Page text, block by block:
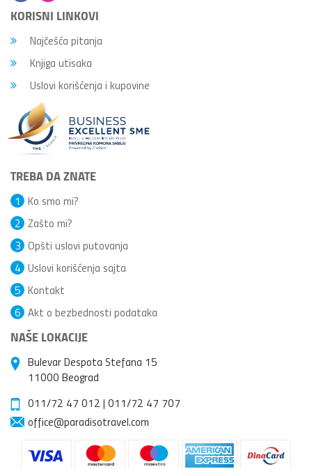
KORISNI LINKOVI
Najčešća pitanja
Knjiga utisaka
Uslovi korišćenja i kupovine
TREBA DA ZNATE
Ko smo mi?
1
Zašto mi?
2
Opšti uslovi putovanja
3
Uslovi korišćenja sajta
4
Kontakt
5
Akt o bezbednosti podataka
6
NAŠE LOKACIJE
Bulevar Despota Stefana 15
11000 Beograd
011/72 47 012 | 011/72 47 707
office@paradisotravel.com